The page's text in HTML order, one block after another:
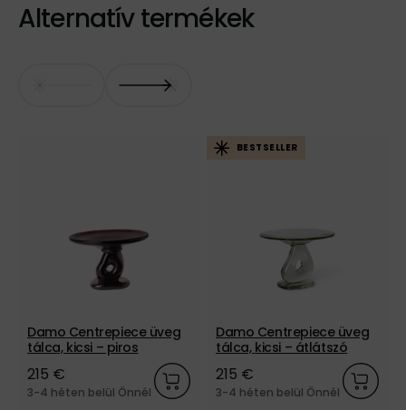
Alternatív termékek
Damo Centrepiece üveg
tálca, kicsi – piros
215 €
3-4 héten belül Önnél
BESTSELLER
Damo Centrepiece üveg
tálca, kicsi – átlátszó
215 €
3-4 héten belül Önnél